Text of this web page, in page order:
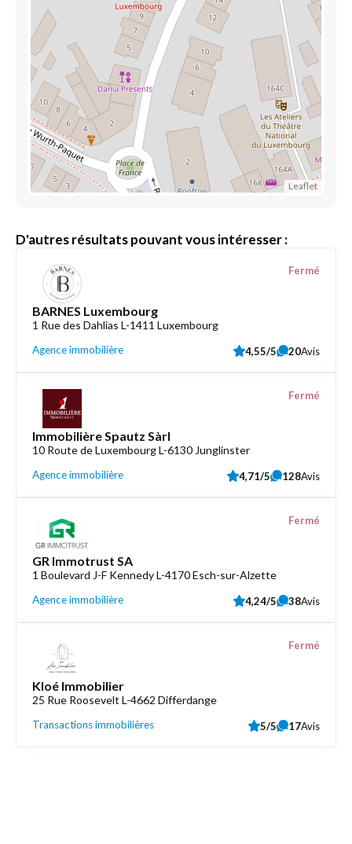
Leaflet
D'autres résultats pouvant vous intéresser :
BARNES Luxembourg
1 Rue des Dahlias L-1411 Luxembourg
Agence immobilière
Fermé
4,55/5 20Avis
Immobilière Spautz Sàrl
10 Route de Luxembourg L-6130 Junglinster
Agence immobilière
Fermé
4,71/5 128Avis
GR Immotrust SA
1 Boulevard J-F Kennedy L-4170 Esch-sur-Alzette
Agence immobilière
Fermé
4,24/5 38Avis
Kloé Immobilier
25 Rue Roosevelt L-4662 Differdange
Transactions immobilières
Fermé
5/5 17Avis